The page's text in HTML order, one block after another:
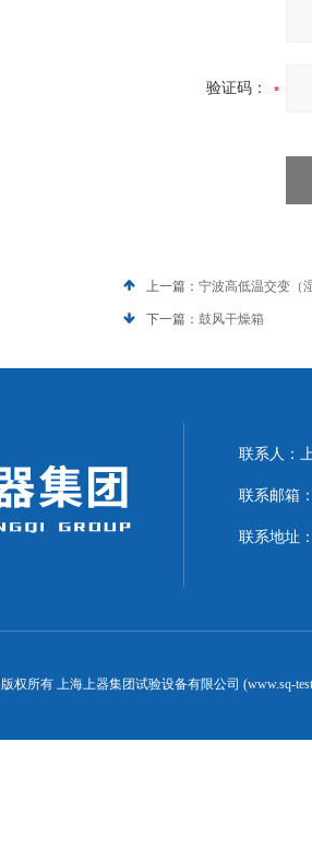
验证码：
上一篇： 宁波高低温交变（
下一篇： 鼓风干燥箱
联系人：
联系邮箱
联系地址
版权所有 上海上器集团试验设备有限公司 (www.sq-